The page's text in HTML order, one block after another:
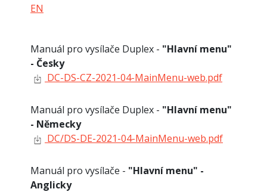
EN
Manuál pro vysílače Duplex - "Hlavní menu"
- Česky
DC-DS-CZ-2021-04-MainMenu-web.pdf
Manuál pro vysílače Duplex - "Hlavní menu"
- Německy
DC/DS-DE-2021-04-MainMenu-web.pdf
Manuál pro vysílače - "Hlavní menu" -
Anglicky